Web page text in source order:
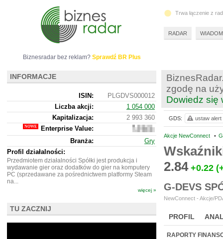
zgodę na
Dowiedz się
Akcje NewConnect •
2.84 +0.22
G-DEVS
NewConnect - Akcje/
PROFIL
BR LAB
RAPORTY
GDS: ustaw alert
Biznesradar bez reklam? Sprawdź BR Plus
INFORMACJE
ISIN:
PLGDVS000012
Liczba akcji:
1 054 000
Kapitalizacja:
2 993 360
Enterprise Value:
2
982
360
Branża:
Gry
Profil działalności:
Przedmiotem działalności Spółki jest produkcja i
wydawanie gier oraz dodatków do gier na komputery
PC (sprzedawane za pośrednictwem platformy Steam
na...
więcej »
TU ZACZNIJ
Trwa łączenie z
RADAR